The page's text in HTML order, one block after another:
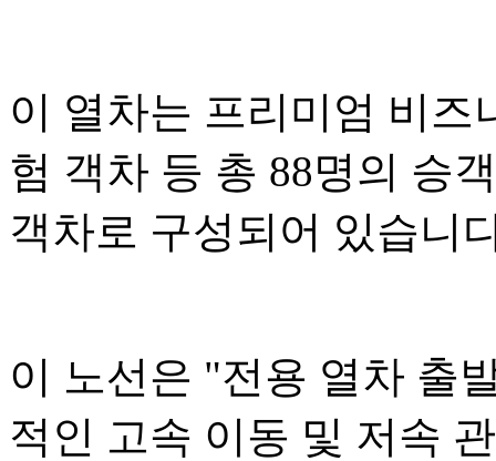
이 열차는 프리미엄 비즈
험 객차 등 총 88명의 승
객차로 구성되어 있습니
이 노선은 "전용 열차 출
적인 고속 이동 및 저속